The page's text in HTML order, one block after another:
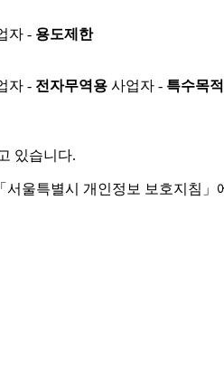
자 - 용도제한
자 - 전자무역용 사업자 - 특수목적
있습니다.
울특별시 개인정보 보호지침」